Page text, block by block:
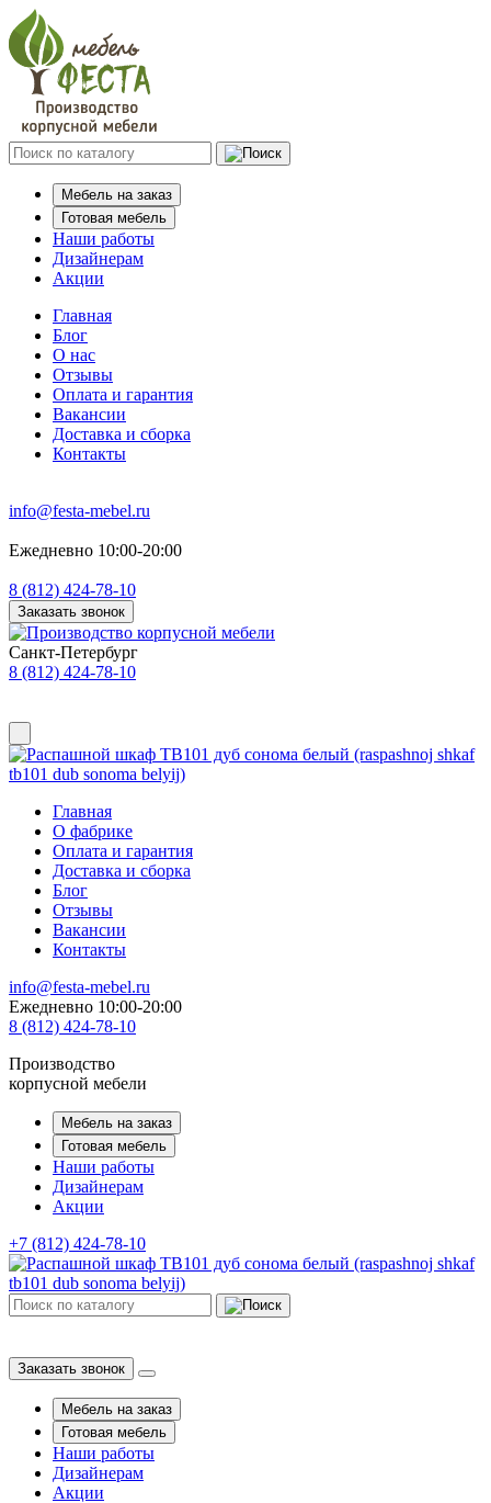
Мебель на заказ
Готовая мебель
Наши работы
Дизайнерам
Акции
Главная
Блог
О нас
Отзывы
Оплата и гарантия
Вакансии
Доставка и сборка
Контакты
info@festa-mebel.ru
Ежедневно 10:00-20:00
8 (812) 424-78-10
Заказать звонок
Санкт-Петербург
8 (812) 424-78-10
Главная
О фабрике
Оплата и гарантия
Доставка и сборка
Блог
Отзывы
Вакансии
Контакты
info@festa-mebel.ru
Ежедневно 10:00-20:00
8 (812) 424-78-10
Производство
корпусной мебели
Мебель на заказ
Готовая мебель
Наши работы
Дизайнерам
Акции
+7 (812) 424-78-10
Заказать звонок
Мебель на заказ
Готовая мебель
Наши работы
Дизайнерам
Акции